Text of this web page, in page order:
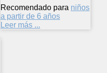
Recomendado para niños
a partir de 6 años
Leer más ...